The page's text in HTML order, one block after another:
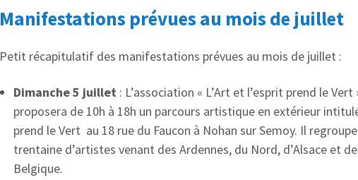
Manifestations prévues au mois de juillet
Petit récapitulatif des manifestations prévues au mois de juillet :
Dimanche 5 juillet : L’association « L’Art et l’esprit prend le Vert
proposera de 10h à 18h un parcours artistique en extérieur
prend le Vert au 18 rue du Faucon à Nohan sur Semoy. Il
trentaine d’artistes venant des Ardennes, du Nord, d’Alsace et de
Belgique.